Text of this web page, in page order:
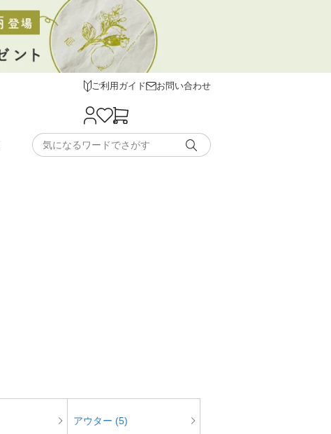
ご利用ガイド お問い合わせ
アウター (5)